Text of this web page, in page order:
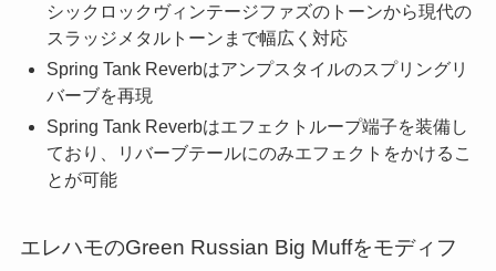
シックロックヴィンテージファズのトーンから現代の
スラッジメタルトーンまで幅広く対応
Spring Tank Reverbはアンプスタイルのスプリングリ
バーブを再現
Spring Tank Reverbはエフェクトループ端子を装備し
ており、リバーブテールにのみエフェクトをかけるこ
とが可能
エレハモのGreen Russian Big Muffをモディフ